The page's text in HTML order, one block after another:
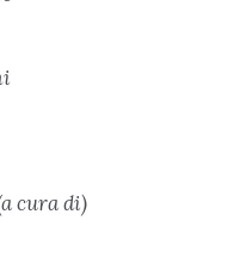
cura di)